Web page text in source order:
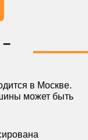
в Москве.
может быть